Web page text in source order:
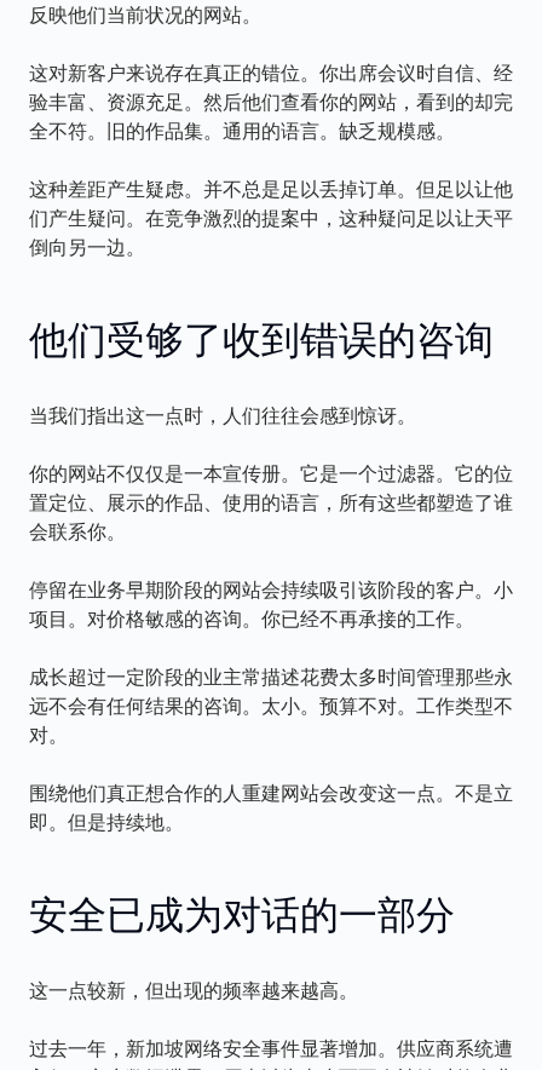
反映他们当前状况的网站。
这对新客户来说存在真正的错位。你出席会议时自信、经
验丰富、资源充足。然后他们查看你的网站，看到的却完
全不符。旧的作品集。通用的语言。缺乏规模感。
这种差距产生疑虑。并不总是足以丢掉订单。但足以让他
们产生疑问。在竞争激烈的提案中，这种疑问足以让天平
倒向另一边。
他们受够了收到错误的咨询
当我们指出这一点时，人们往往会感到惊讶。
你的网站不仅仅是一本宣传册。它是一个过滤器。它的位
置定位、展示的作品、使用的语言，所有这些都塑造了谁
会联系你。
停留在业务早期阶段的网站会持续吸引该阶段的客户。小
项目。对价格敏感的咨询。你已经不再承接的工作。
成长超过一定阶段的业主常描述花费太多时间管理那些永
远不会有任何结果的咨询。太小。预算不对。工作类型不
对。
围绕他们真正想合作的人重建网站会改变这一点。不是立
即。但是持续地。
安全已成为对话的一部分
这一点较新，但出现的频率越来越高。
过去一年，新加坡网络安全事件显著增加。供应商系统遭